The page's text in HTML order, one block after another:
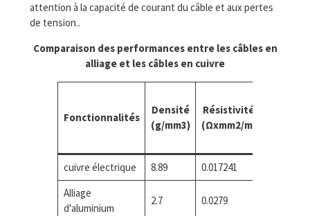
attention à la capacité de courant du câble et aux pertes
de tension..
Comparaison des performances entre les câbles en
alliage et les câbles en cuivre
Fonctionnalités
Densité
(g/mm3)
Résistivité
(Ωxmm2/m)
cuivre électrique 8.89 0.017241
Alliage
d'aluminium
2.7 0.0279